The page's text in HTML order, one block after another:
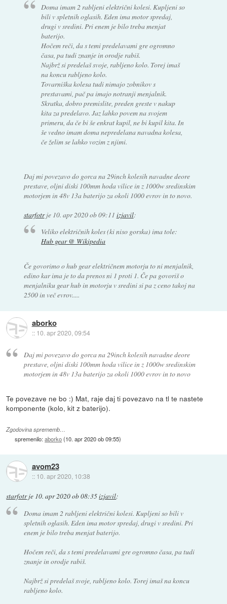
Doma imam 2 rabljeni električni kolesi. Kupljeni so
bili v spletnih oglasih. Eden ima motor spredaj,
drugi v sredini. Pri enem je bilo treba menjat
baterijo.
Hočem reči, da s temi predelavami gre ogromno
časa, pa tudi znanje in orodje rabiš.
Najbrž si predelaš svoje, rabljeno kolo. Torej imaš
na koncu rabljeno kolo.
Tovarniška kolesa tudi nimajo zobnikov s
prestavami, pač pa imajo notranji menjalnik.
Skratka, dobro premislite, preden greste v nakup
kita za predelavo. Jaz lahko povem na svojem
primeru, da če bi še enkrat kupil, ne bi kupil kita. In
še vedno imam doma nepredelana navadna kolesa,
če želim se lahko vozim z njimi.
Daj mi povezavo do gorca na 29inch kolesih navadne deore
prestave, oljni diski 100mm hoda vilice in z 1000w sredinskim
motorjem in 48v 13a baterijo za okoli 1000 evrov in to novo.
starfotrje 10. apr 2020 ob 09:11 izjavil:
Veliko električnih koles (ki niso gorska) ima tole:
Hub gear @ Wikipedia
Če govorimo o hub gear električnem motorju to ni menjalnik,
edino kar ima je to da prenos ni 1 proti 1. Če pa govoriš o
menjalniku gear hub in motorju v sredini si pa z ceno takoj na
2500 in več evrov.....
aborko
:: 10. apr 2020, 09:54
Daj mi povezavo do gorca na 29inch kolesih navadne deore
prestave, oljni diski 100mm hoda vilice in z 1000w sredinskim
motorjem in 48v 13a baterijo za okoli 1000 evrov in to novo
Te povezave ne bo :) Mat, raje daj ti povezavo na tl te nastete
komponente (kolo, kit z baterijo).
Zgodovina sprememb…
spremenilo:aborko(10. apr 2020 ob 09:55)
avom23
:: 10. apr 2020, 10:38
starfotrje 10. apr 2020 ob 08:35izjavil:
Doma imam 2 rabljeni električni kolesi. Kupljeni so bili v
spletnih oglasih. Eden ima motor spredaj, drugi v sredini. Pri
enem je bilo treba menjat baterijo.
Hočem reči, da s temi predelavami gre ogromno časa, pa tudi
znanje in orodje rabiš.
Najbrž si predelaš svoje, rabljeno kolo. Torej imaš na koncu
rabljeno kolo.